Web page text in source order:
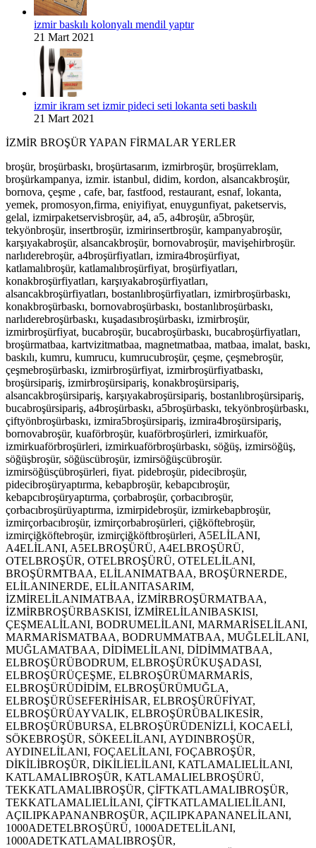
izmir baskılı kolonyalı mendil yaptır
21 Mart 2021
izmir ikram set izmir pideci seti lokanta seti baskılı
21 Mart 2021
İZMİR BROŞÜR YAPAN FİRMALAR YERLER
broşür, broşürbaskı, broşürtasarım, izmirbroşür, broşürreklam,
broşürkampanya, izmir. istanbul, didim, kordon, alsancakbroşür,
bornova, çeşme , cafe, bar, fastfood, restaurant, esnaf, lokanta,
yemek, promosyon,firma, eniyifiyat, enuygunfiyat, paketservis,
gelal, izmirpaketservisbroşür, a4, a5, a4broşür, a5broşür,
tekyönbroşür, insertbroşür, izmirinsertbroşür, kampanyabroşür,
karşıyakabroşür, alsancakbroşür, bornovabroşür, mavişehirbroşür.
narlıderebroşür, a4broşürfiyatları, izmira4broşürfiyat,
katlamalıbroşür, katlamalıbroşürfiyat, broşürfiyatları,
konakbroşürfiyatları, karşıyakabroşürfiyatları,
alsancakbroşürfiyatları, bostanlıbroşürfiyatları, izmirbroşürbaskı,
konakbroşürbaskı, bornovabroşürbaskı, bostanlıbroşürbaskı,
narlıderebroşürbaskı, kuşadasıbroşürbaskı, izmirbroşür,
izmirbroşürfiyat, bucabroşür, bucabroşürbaskı, bucabroşürfiyatları,
broşürmatbaa, kartvizitmatbaa, magnetmatbaa, matbaa, imalat, baskı,
baskılı, kumru, kumrucu, kumrucubroşür, çeşme, çeşmebroşür,
çeşmebroşürbaskı, izmirbroşürfiyat, izmirbroşürfiyatbaskı,
broşürsipariş, izmirbroşürsipariş, konakbroşürsipariş,
alsancakbroşürsipariş, karşıyakabroşürsipariş, bostanlıbroşürsipariş,
bucabroşürsipariş, a4broşürbaskı, a5broşürbaskı, tekyönbroşürbaskı,
çiftyönbroşürbaskı, izmira5broşürsipariş, izmira4broşürsipariş,
bornovabroşür, kuaförbroşür, kuaförbroşürleri, izmirkuaför,
izmirkuaförbroşürleri, izmirkuaförbroşürbaskı, söğüş, izmirsöğüş,
söğüşbroşür, söğüscübroşür, izmirsöğüşcübroşür.
izmirsöğüsçübroşürleri, fiyat. pidebroşür, pidecibroşür,
pidecibroşüryaptırma, kebapbroşür, kebapcıbroşür,
kebapcıbroşüryaptırma, çorbabroşür, çorbacıbroşür,
çorbacıbroşürüyaptırma, izmirpidebroşür, izmirkebapbroşür,
izmirçorbacıbroşür, izmirçorbabroşürleri, çiğköftebroşür,
izmirçiğköftebroşür, izmirçiğköftbroşürleri, A5ELİLANI,
A4ELİLANI, A5ELBROŞÜRÜ, A4ELBROŞÜRÜ,
OTELBROŞÜR, OTELBROŞÜRÜ, OTELELİLANI,
BROŞÜRMTBAA, ELİLANIMATBAA, BROŞÜRNERDE,
ELİLANINERDE, ELİLANITASARIM,
İZMİRELİLANIMATBAA, İZMİRBROŞÜRMATBAA,
İZMİRBROŞÜRBASKISI, İZMİRELİLANIBASKISI,
ÇEŞMEALİLANI, BODRUMELİLANI, MARMARİSELİLANI,
MARMARİSMATBAA, BODRUMMATBAA, MUĞLELİLANI,
MUĞLAMATBAA, DİDİMELİLANI, DİDİMMATBAA,
ELBROŞÜRÜBODRUM, ELBROŞÜRÜKUŞADASI,
ELBROŞÜRÜÇEŞME, ELBROŞÜRÜMARMARİS,
ELBROŞÜRÜDİDİM, ELBROŞÜRÜMUĞLA,
ELBROŞÜRÜSEFERİHİSAR, ELBROŞÜRÜFİYAT,
ELBROŞÜRÜAYVALIK, ELBROŞÜRÜBALIKESİR,
ELBROŞÜRÜBURSA, ELBROŞÜRÜDENİZLİ, KOCAELİ,
SÖKEBROŞÜR, SÖKEELİLANI, AYDINBROŞÜR,
AYDINELİLANI, FOÇAELİLANI, FOÇABROŞÜR,
DİKİLİBROŞÜR, DİKİLİELİLANI, KATLAMALIELİLANI,
KATLAMALIBROŞÜR, KATLAMALIELBROŞÜRÜ,
TEKKATLAMALIBROŞÜR, ÇİFTKATLAMALIBROŞÜR,
TEKKATLAMALIELİLANI, ÇİFTKATLAMALIELİLANI,
AÇILIPKAPANANBROŞÜR, AÇILIPKAPANANELİLANI,
1000ADETELBROŞÜRÜ, 1000ADETELİLANI,
1000ADETKATLAMALIBROŞÜR,